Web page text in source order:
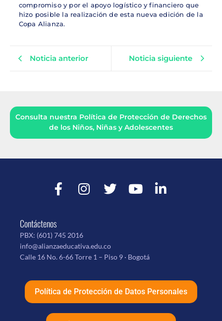
compromiso y por el apoyo logístico y financiero que
hizo posible la realización de esta nueva edición de la
Copa Alianza.
Noticia anterior Noticia siguiente
Consulta nuestra Política de Protección de Derechos
de los Niños, Niñas y Adolescentes
Contáctenos
PBX: (601) 745 2016
info@alianzaeducativa.edu.co
Calle 16 No. 6-66 Torre 1 – Piso 9 · Bogotá
Política de Protección de Datos Personales